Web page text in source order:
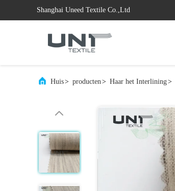
Shanghai Uneed Textile Co.,Ltd
Huis> producten> Haar het Interlining>